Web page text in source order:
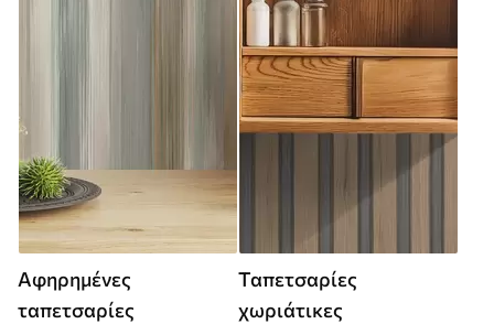
Αφηρημένες
ταπετσαρίες
Ταπετσαρίες
χωριάτικες